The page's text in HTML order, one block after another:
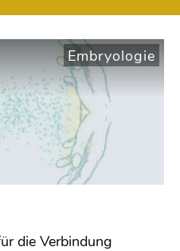
Embryologie
die Verbindung